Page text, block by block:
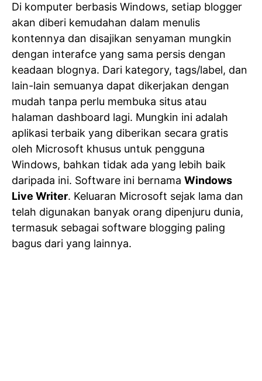
Di komputer berbasis Windows, setiap blogger
akan diberi kemudahan dalam menulis
kontennya dan disajikan senyaman mungkin
dengan interafce yang sama persis dengan
keadaan blognya. Dari kategory, tags/label, dan
lain-lain semuanya dapat dikerjakan dengan
mudah tanpa perlu membuka situs atau
halaman dashboard lagi. Mungkin ini adalah
aplikasi terbaik yang diberikan secara gratis
oleh Microsoft khusus untuk pengguna
Windows, bahkan tidak ada yang lebih baik
daripada ini. Software ini bernama Windows
Live Writer. Keluaran Microsoft sejak lama dan
telah digunakan banyak orang dipenjuru dunia,
termasuk sebagai software blogging paling
bagus dari yang lainnya.